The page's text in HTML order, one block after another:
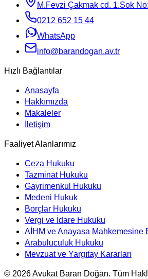
M.Fevzi Çakmak cd. 1.Sok
0212 652 15 44
WhatsApp
info@barandogan.av.tr
Hızlı Bağlantılar
Anasayfa
Hakkımızda
Makaleler
İletişim
Faaliyet Alanlarımız
Ceza Hukuku
Tazminat Hukuku
Gayrimenkul Hukuku
Medeni Hukuk
Borçlar Hukuku
Vergi ve İdare Hukuku
AİHM ve Anayasa Mahkemesine
Arabuluculuk Hukuku
Mevzuat ve Yargıtay Kararları
© 2026Avukat Baran Doğan. Tüm